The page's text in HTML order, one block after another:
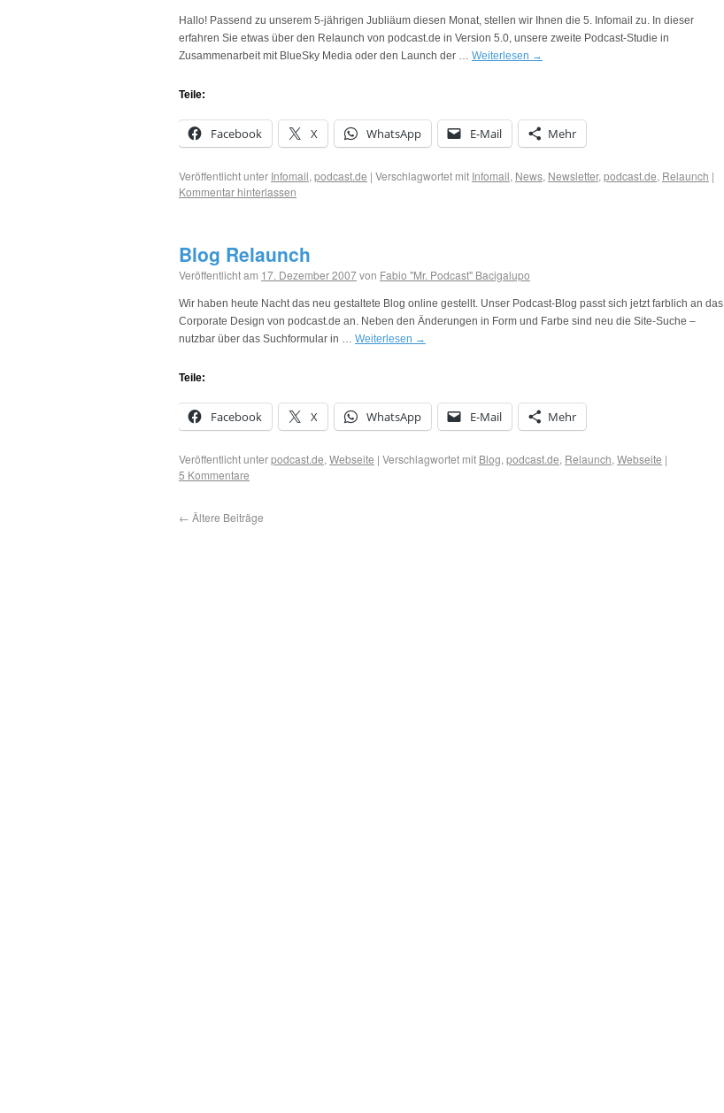
Hallo! Passend zu unserem 5-jährigen Jubliäum diesen Monat, stellen wir Ihnen die 5. Infomail zu. In dieser
erfahren Sie etwas über den Relaunch von podcast.de in Version 5.0, unsere zweite Podcast-Studie in
Zusammenarbeit mit BlueSky Media oder den Launch der … Weiterlesen →
Teile:
Facebook X WhatsApp E-Mail Mehr
Veröffentlicht unter Infomail, podcast.de | Verschlagwortet mit Infomail, News, Newsletter, podcast.de, Relaunch |
Kommentar hinterlassen
Blog Relaunch
Veröffentlicht am 17. Dezember 2007von Fabio "Mr. Podcast" Bacigalupo
Wir haben heute Nacht das neu gestaltete Blog online gestellt. Unser Podcast-Blog passt sich jetzt farblich an das
Corporate Design von podcast.de an. Neben den Änderungen in Form und Farbe sind neu die Site-Suche –
nutzbar über das Suchformular in … Weiterlesen →
Teile:
Facebook X WhatsApp E-Mail Mehr
Veröffentlicht unterpodcast.de, Webseite | Verschlagwortet mit Blog, podcast.de, Relaunch, Webseite |
5 Kommentare
← Ältere Beiträge